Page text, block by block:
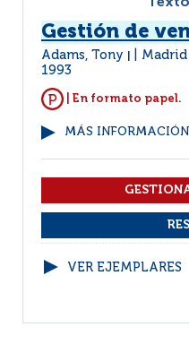
Gestión de
Adams, Tony Madrid
1993
| En formato papel.
MÁS
VER EJEMPLARES